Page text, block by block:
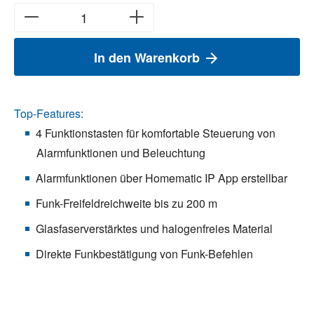
In den Warenkorb
Top-Features:
4 Funktionstasten für komfortable Steuerung von
Alarmfunktionen und Beleuchtung
Alarmfunktionen über Homematic IP App erstellbar
Funk-Freifeldreichweite bis zu 200 m
Glasfaserverstärktes und halogenfreies Material
Direkte Funkbestätigung von Funk-Befehlen